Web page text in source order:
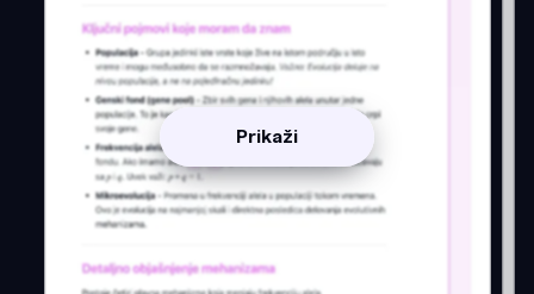
Prikaži